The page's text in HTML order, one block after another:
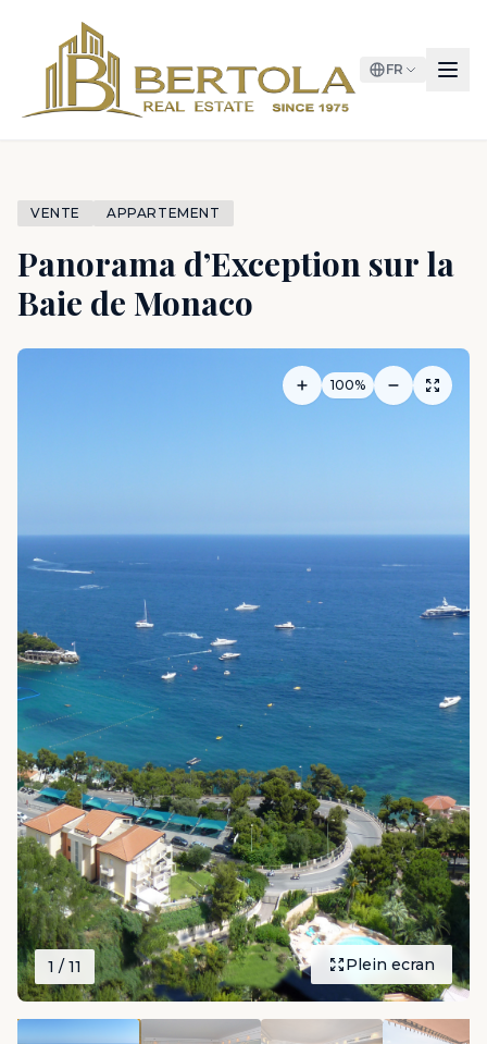
FR
VENTE APPARTEMENT
Panorama d’Exception sur la
Baie de Monaco
100%
Plein ecran
1 / 11